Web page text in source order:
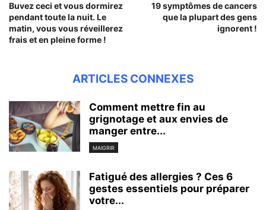
Buvez ceci et vous dormirez
pendant toute la nuit. Le
matin, vous vous réveillerez
frais et en pleine forme !
19 symptômes de cancers
que la plupart des gens
ignorent !
ARTICLES CONNEXES
Comment mettre fin au
grignotage et aux envies de
manger entre...
MAIGRIR
Fatigué des allergies ? Ces 6
gestes essentiels pour préparer
votre...